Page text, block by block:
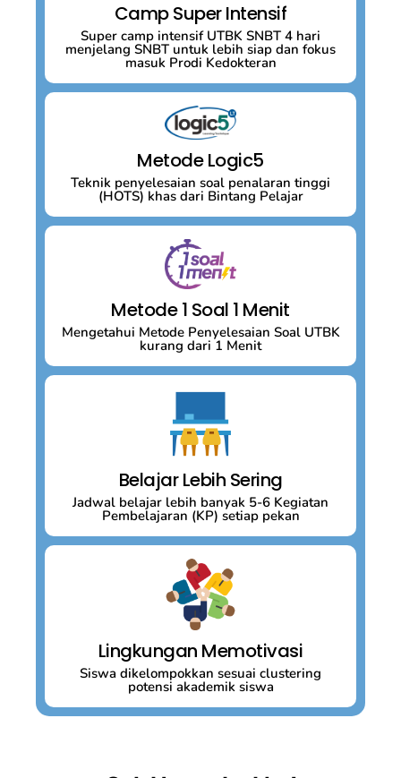
Camp Super Intensif
Super camp intensif UTBK SNBT 4 hari
menjelang SNBT untuk lebih siap dan fokus
masuk Prodi Kedokteran
Metode Logic5
Teknik penyelesaian soal penalaran tinggi
(HOTS) khas dari Bintang Pelajar
Metode 1 Soal 1 Menit
Mengetahui Metode Penyelesaian Soal UTBK
kurang dari 1 Menit
Belajar Lebih Sering
Jadwal belajar lebih banyak 5-6 Kegiatan
Pembelajaran (KP) setiap pekan
Lingkungan Memotivasi
Siswa dikelompokkan sesuai clustering
potensi akademik siswa